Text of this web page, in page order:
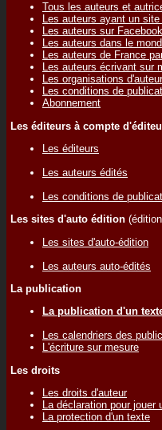
Tous les auteurs et
Les auteurs ayant un site
Les auteurs sur
Les auteurs dans le
Les auteurs de France
Les auteurs écrivant sur
Les organisations
Les conditions de
Abonnement
Les éditeurs à compte
Les éditeurs
Les auteurs édités
Les conditions de
Les sites d'auto édition
Les sites d'auto-édition
Les auteurs auto-édités
La publication
La publication d'un
Les calendriers des
L'écriture sur mesure
Les droits
Les droits d'auteur
La déclaration pour jouer
La protection d'un texte